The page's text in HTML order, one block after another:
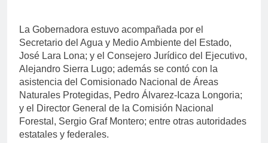
La Gobernadora estuvo acompañada por el
Secretario del Agua y Medio Ambiente del Estado,
José Lara Lona; y el Consejero Jurídico del Ejecutivo,
Alejandro Sierra Lugo; además se contó con la
asistencia del Comisionado Nacional de Áreas
Naturales Protegidas, Pedro Álvarez-Icaza Longoria;
y el Director General de la Comisión Nacional
Forestal, Sergio Graf Montero; entre otras autoridades
estatales y federales.